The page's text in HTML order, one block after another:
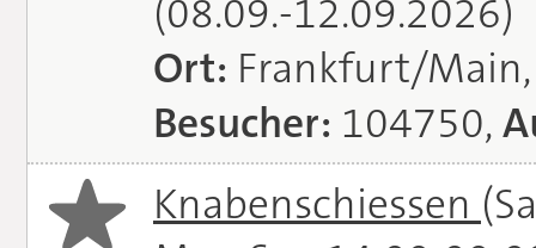
(08.09.-12.09.2026)
Ort: Frankfurt/
Besucher: 104750,
Knabenschiessen